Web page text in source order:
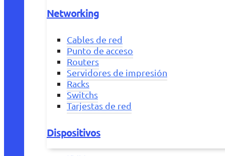
Networking
Cables de red
Punto de acceso
Routers
Servidores de impresión
Racks
Switchs
Tarjestas de red
Dispositivos